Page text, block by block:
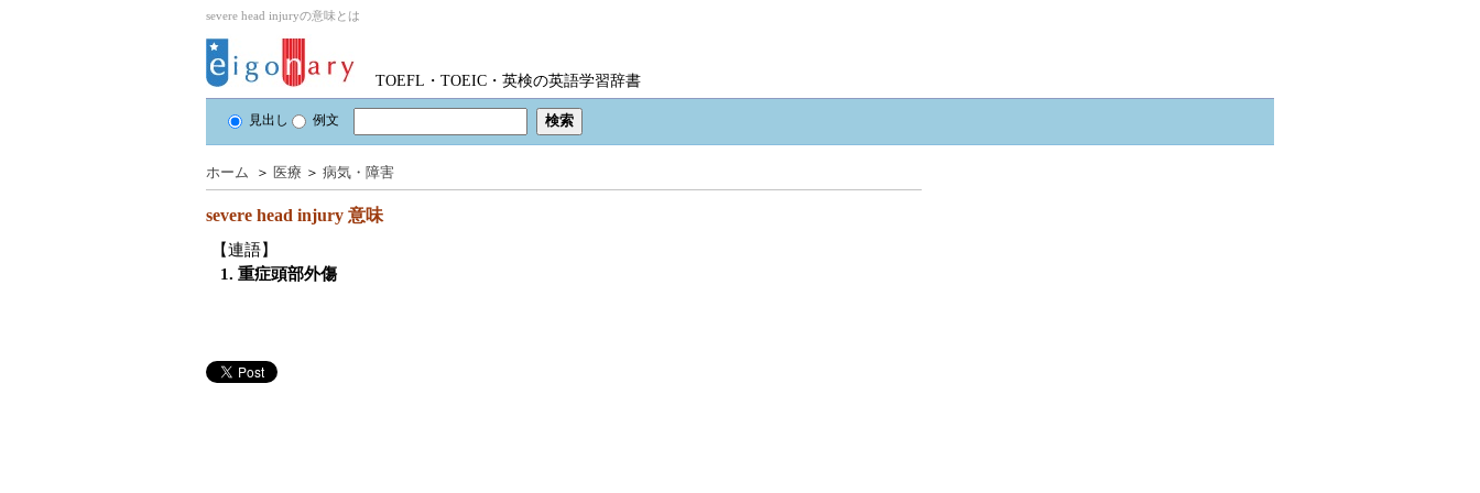
severe head injuryの意味とは
TOEFL・TOEIC・英検の英語学習辞書
見出し 例文
ホーム ＞ 医療 ＞ 病気・障害
severe head injury 意味
【連語】
1. 重症頭部外傷